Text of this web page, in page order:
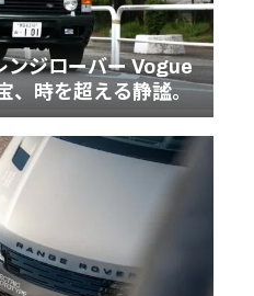
ンジローバー Vogue
、時を超える静謐。